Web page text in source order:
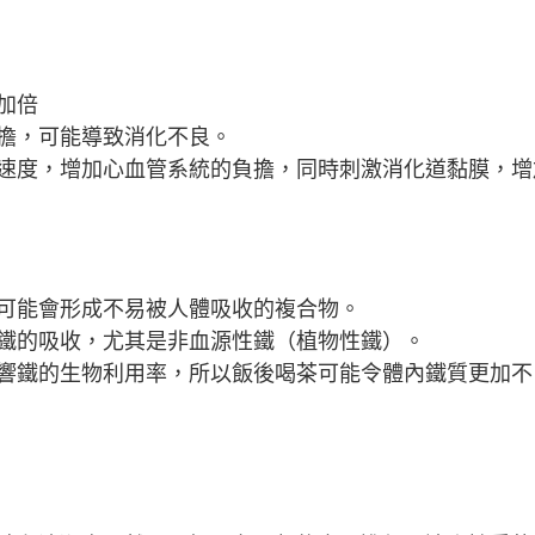
倍
，可能導致消化不良。
度，增加心血管系統的負擔，同時刺激消化道黏膜，
能會形成不易被人體吸收的複合物。
的吸收，尤其是非血源性鐵（植物性鐵）。
鐵的生物利用率，所以飯後喝茶可能令體內鐵質更加不